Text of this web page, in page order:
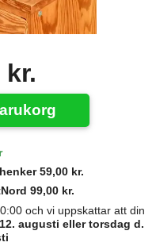
kr.
59,00 kr.
99,00 kr.
och vi uppskattar att din
augusti eller torsdag d.